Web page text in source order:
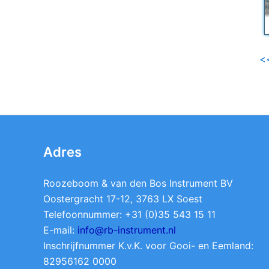
Adres
Roozeboom & van den Bos Instrument BV
Oostergracht 17-12, 3763 LX Soest
Telefoonnummer: +31 (0)35 543 15 11
E-mail: info@rb-instrument.nl
Inschrijfnummer K.v.K. voor Gooi- en Eemland:
82956162 0000